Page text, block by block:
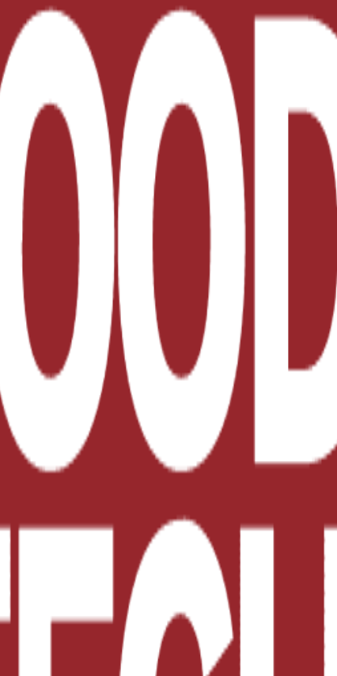
la salud y seguridad humana a través de sus
servicios para toda la cadena de suministro